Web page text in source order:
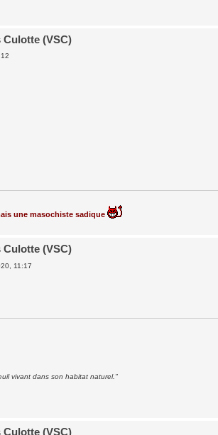
Culotte (VSC)
une masochiste sadique
Culotte (VSC)
11:17
vivant dans son habitat naturel."
Culotte (VSC)